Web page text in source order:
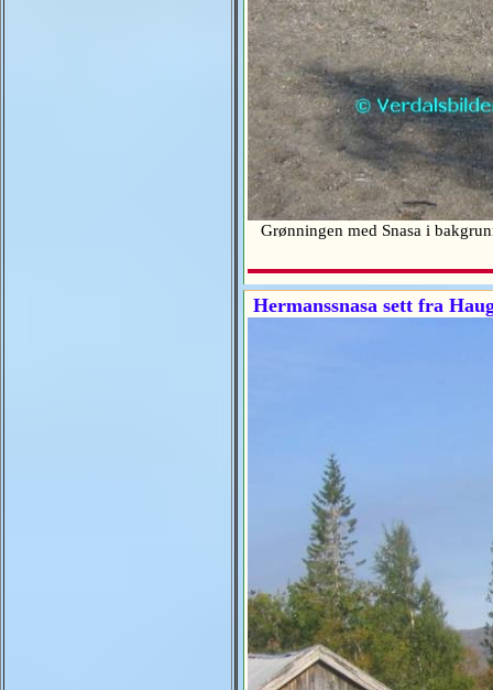
Grønningen med Snasa i
Hermanssnasa sett fra